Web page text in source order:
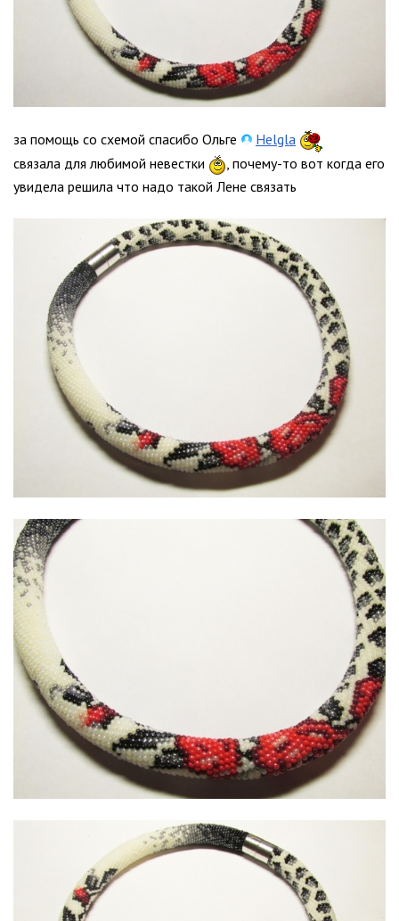
за помощь со схемой спасибо Ольге
Helgla
связала для любимой невестки
, почему-то вот когда его
увидела решила что надо такой Лене связать